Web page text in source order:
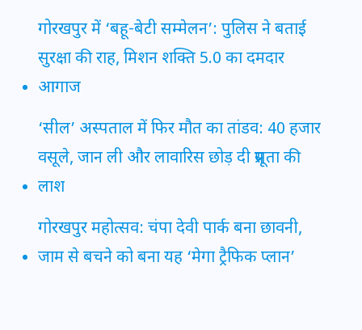
गोरखपुर में ‘बहू-बेटी सम्मेलन’: पुलिस ने बताई
सुरक्षा की राह, मिशन शक्ति 5.0 का दमदार
आगाज
‘सील’ अस्पताल में फिर मौत का तांडव: 40 हजार
वसूले, जान ली और लावारिस छोड़ दी प्रसूता की
लाश
गोरखपुर महोत्सव: चंपा देवी पार्क बना छावनी,
जाम से बचने को बना यह ‘मेगा ट्रैफिक प्लान’